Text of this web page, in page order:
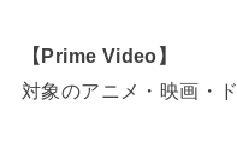
【Prime Video】
対象のアニメ・映画・